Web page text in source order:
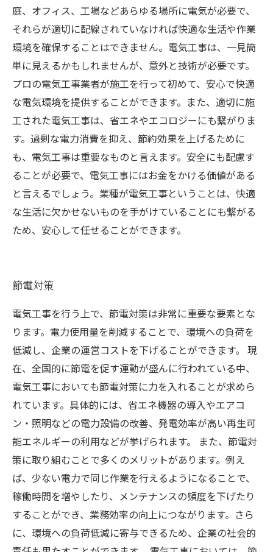
庭、オフィス、工場などあらゆる場所に電気が必要で、
それらが適切に配線されていなければ快適な生活や作業
環境を確保することはできません。電気工事は、一見簡
単に見えるかもしれませんが、意外と技術が必要です。
プロの電気工事業者が施工を行って初めて、安心で快適
な電気環境を提供することができます。また、適切に施
工された電気工事は、省エネやエコロジーにも繋がりま
す。過剰な電力消費を抑え、節約効果を上げるために
も、電気工事は重要なものと言えます。安全にも配慮す
ることが必要で、電気工事にはお金をかける価値がある
と言えるでしょう。業種が電気工事ということは、快適
な生活に欠かせないものを手がけていることにも繋がる
ため、安心して任せることができます。
節電対策
電気工事を行う上で、節電対策は非常に重要な要素とな
ります。電力使用量を削減することで、環境への負荷を
低減し、企業の運営コストを下げることができます。 現
在、全国的に節電を促す運動が盛んに行われている中、
電気工事においても節電対策に力を入れることが求めら
れています。具体的には、省エネ機器の導入やエアコ
ン・照明などの電力設備の改善、発電効率が高い再生可
能エネルギーの利用などが挙げられます。 また、節電対
策に取り組むことで多くのメリットがあります。例え
ば、少ない電力で同じ作業を行えるようになることで、
稼働時間を増やしたり、メンテナンスの頻度を下げたり
することができ、業務効率の向上につながります。さら
に、環境への負荷低減に寄与できるため、企業の社会的